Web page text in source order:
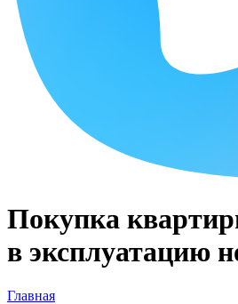
Покупка
в эксплуатацию
Главная